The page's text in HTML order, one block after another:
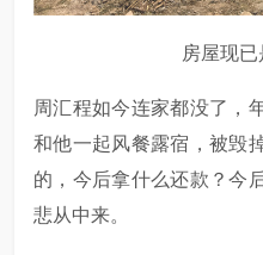
房屋现
周汇程如今连家都没了，
和他一起风餐露宿，被毁
的，今后拿什么还款？今
悲从中来。